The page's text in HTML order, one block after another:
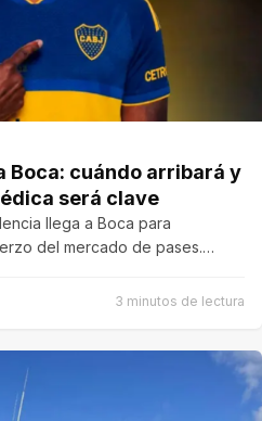
Boca: cuándo arribará y
será clave
llega a Boca para
del mercado de pases.…
3 minutos de lectura